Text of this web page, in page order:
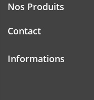
Nos Produits
Contact
Informations